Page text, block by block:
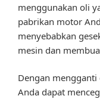
menggunakan oli
pabrikan motor
menyebabkan
mesin dan
Dengan
Anda dapat